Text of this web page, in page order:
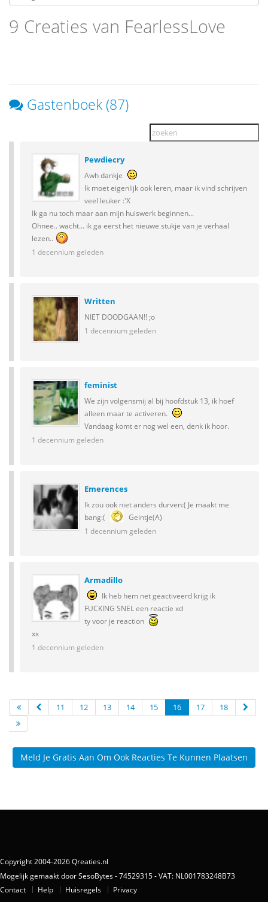
9 Creaties van FearlessLove
Gastenboek (87)
Pewdiecry
Awh dankje
Ik moet eigenlijk ook leren, maar ik vind schrijven
veel leuker :'X
Ik ga nu toch maar aan mijn huiswerk beginnen...
Ohnee.. wacht... ik ga eerst het nieuwe stukje van je verhaal
lezen..
1 decennium geleden
Written
NIET DOODGAAN!! ;o
1 decennium geleden
feminist
We zijn volgensmij al bij hoofdstuk 13, ik hoef
alleen maar te activeren.
Vandaag komt er nog wel een, denk ik hoor.
1 decennium geleden
Emerences
Ik zou ook niet anders durven:( Je maakt me
bang:(
Geintje(A)
1 decennium geleden
Armadillo
Ik heb hem net geactiveerd krijg ik
FUCKING SNEL een reactie xd
ty voor je reaction
xx
1 decennium geleden
11 12 13 14 15 16 17 18
Meld Je Gratis Aan Om Ook Reacties Te Kunnen Plaatsen
Copyright 2004-2026 Qreaties.nl
Mogelijk gemaakt door SesoBytes - 74529315 - VAT: NL001783248B73
Contact
Help Huisregels Privacy